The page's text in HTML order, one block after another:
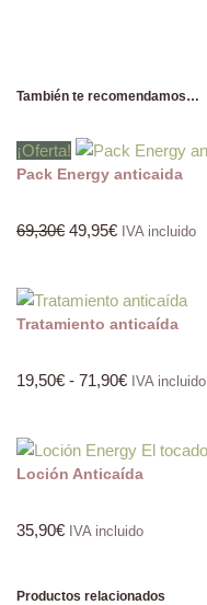
También te recomendamos…
¡Oferta!
Pack Energy anticaida
69,30€ 49,95€ IVA incluido
Tratamiento anticaída
19,50€ - 71,90€ IVA incluido
Loción Anticaída
35,90€ IVA incluido
Productos relacionados